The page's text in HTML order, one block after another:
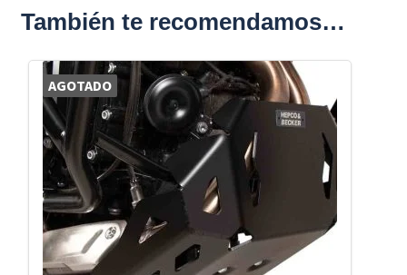
También te recomendamos…
AGOTADO